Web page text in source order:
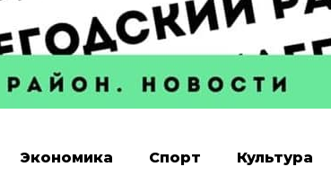
Экономика Спорт Культура